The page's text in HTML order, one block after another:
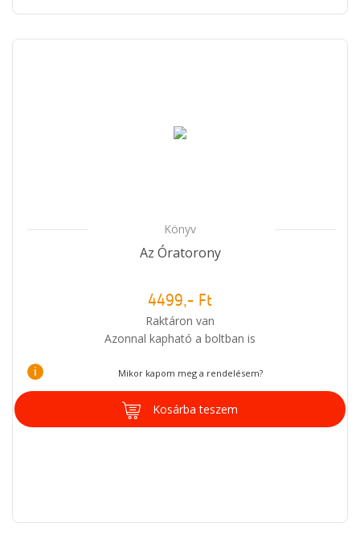
Könyv
Az Óratorony
4499,- Ft
Raktáron van
Azonnal kapható a boltban is
i Mikor kapom meg a rendelésem?
Kosárba teszem